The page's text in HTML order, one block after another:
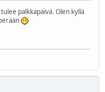
palkkapäivä. Olen kyllä